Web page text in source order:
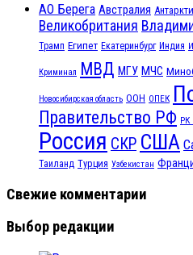
АО Берега Австралия
Великобритания
Трамп Египет Екатеринбург Индия
Криминал МВД МГУ МЧС
Новосибирская область ООН ОПЕК
Правительство РФ РК
Россия СКР США
Таиланд Турция Узбекистан
Свежие комментарии
Выбор редакции